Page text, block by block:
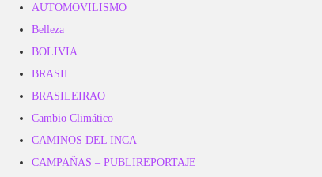
AUTOMOVILISMO
Belleza
BOLIVIA
BRASIL
BRASILEIRAO
Cambio Climático
CAMINOS DEL INCA
CAMPAÑAS – PUBLIREPORTAJE